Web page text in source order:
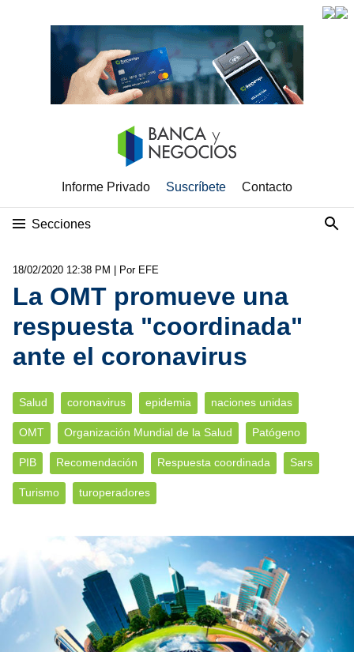
Informe Privado Suscríbete Contacto
Secciones
18/02/2020 12:38 PM | Por EFE
La OMT promueve una
respuesta "coordinada"
ante el coronavirus
Salud coronavirus epidemia naciones unidas
OMT Organización Mundial de la Salud Patógeno
PIB Recomendación Respuesta coordinada Sars
Turismo turoperadores